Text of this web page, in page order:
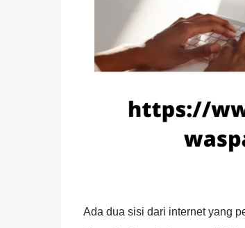
Ada dua sisi dari internet yang